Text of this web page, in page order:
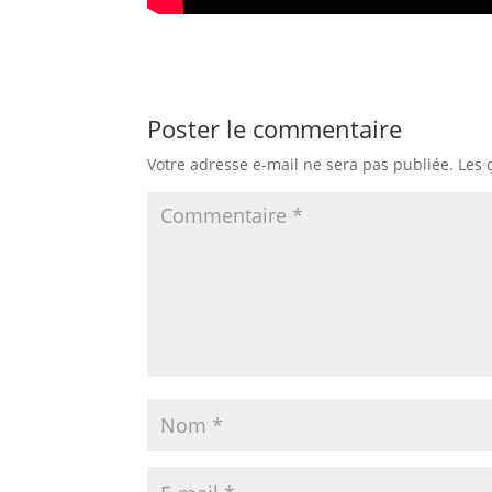
Poster le commentaire
Votre adresse e-mail ne sera pas publiée. Les